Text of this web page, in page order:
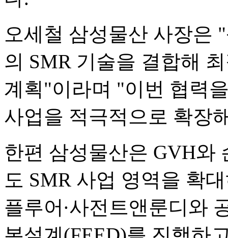
오세철 삼성물산 사장은
의 SMR 기술을 결합해
계획"이라며 "이번 협력
사업을 적극적으로 확장
한편 삼성물산은 GVH와
도 SMR 사업 영역을 확
플루어·사전트앤룬디와